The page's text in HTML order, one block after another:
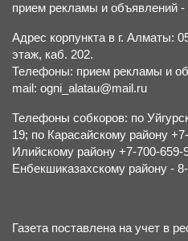
прием рекламы и объявлений
Адрес корпункта в г. Алматы:
этаж, каб. 202.
Телефоны: прием рекламы и
mail: ogni_alatau@mail.ru
Телефоны собкоров: по
19; по Карасайскому району
Илийскому району +7-700-659-
Енбекшиказахскому району -
Газета поставлена на учет в